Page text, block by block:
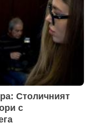
Столичният
с